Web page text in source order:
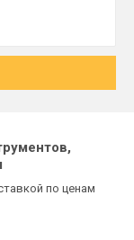
по ценам